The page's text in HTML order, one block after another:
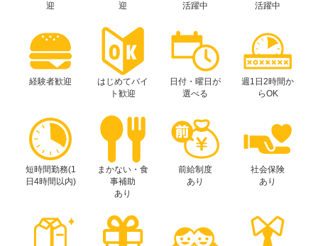
迎
迎
活躍中
活躍中
経験者歓迎
はじめてバイ
ト歓迎
日付・曜日が
選べる
週1日2時間か
らOK
短時間勤務(1
日4時間以内)
まかない・食
事補助
あり
前給制度
あり
社会保険
あり